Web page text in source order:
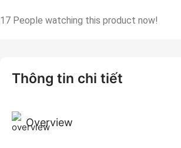
17 People watching this product now!
Thông tin chi tiết
Overview